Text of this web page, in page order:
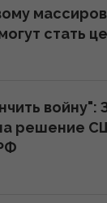
Путина в
дешевого
стать
войну":
решение